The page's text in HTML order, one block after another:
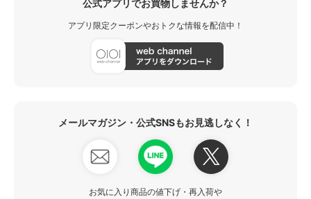
公式アプリでお買物しませんか？
アプリ限定クーポンやおトクな情報を配信中！
メールマガジン・公式SNSもお見逃しなく！
お気に入り商品の値下げ・再入荷や